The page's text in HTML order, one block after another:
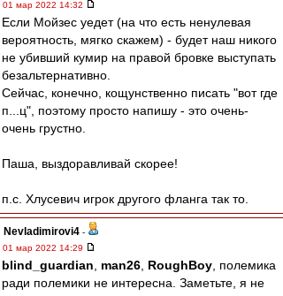
01 мар 2022 14:32
Если Мойзес уедет (на что есть ненулевая
вероятность, мягко скажем) - будет наш никого
не убивший кумир на правой бровке выступать
безальтернативно.
Сейчас, конечно, кощунственно писать "вот где
п...ц", поэтому просто напишу - это очень-
очень грустно.
Паша, выздоравливай скорее!
п.с. Хлусевич игрок другого фланга так то.
Nevladimirovi4 -
01 мар 2022 14:29
blind_guardian man26 RoughBoy , полемика
ради полемики не интересна. Заметьте, я не